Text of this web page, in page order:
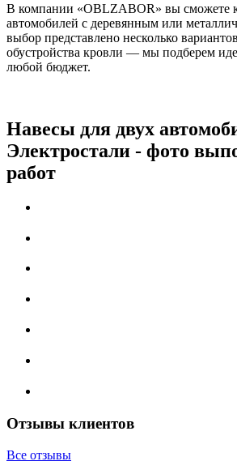
В компании «OBLZABOR» вы сможете
автомобилей с деревянным или
выбор представлено несколько
обустройства кровли — мы подберем
любой бюджет.
Навесы для двух
Электростали - фото
работ
Отзывы клиентов
Все отзывы